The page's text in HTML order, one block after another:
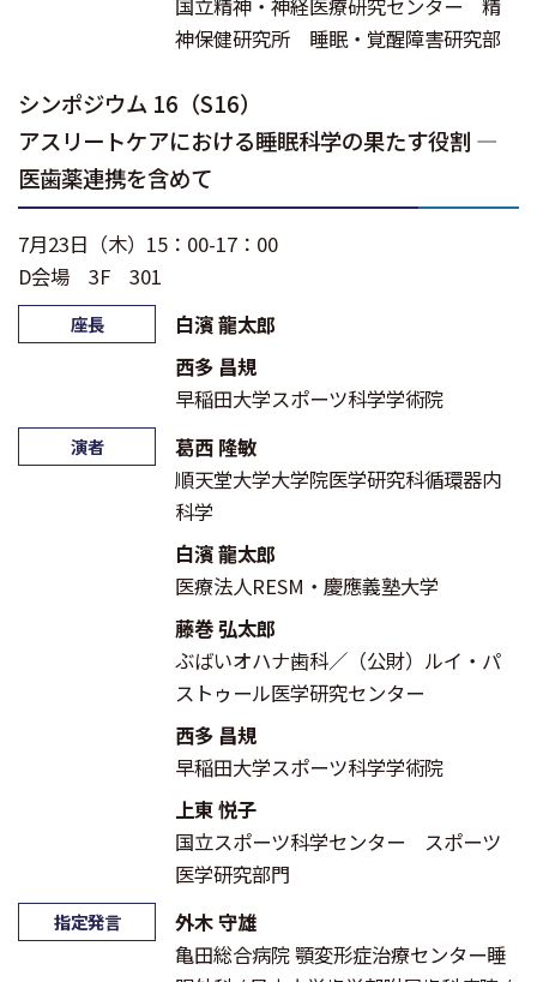
神保健研究所 睡眠・覚醒障害研究部
シンポジウム 16（S16）
アスリートケアにおける睡眠科学の果たす役割 ―
医歯薬連携を含めて
7月23日（木）15：00-17：00
D会場 3F 301
座長
白濱 龍太郎
⻄多 昌規
早稲田大学スポーツ科学学術院
演者
葛⻄ 隆敏
順天堂大学大学院医学研究科循環器内
科学
白濱 龍太郎
医療法人RESM・慶應義塾大学
藤巻 弘太郎
ぶばいオハナ歯科／（公財）ルイ・パ
ストゥール医学研究センター
⻄多 昌規
早稲田大学スポーツ科学学術院
上東 悦子
国立スポーツ科学センター スポーツ
医学研究部門
指定発言
外木 守雄
亀田総合病院 顎変形症治療センター睡